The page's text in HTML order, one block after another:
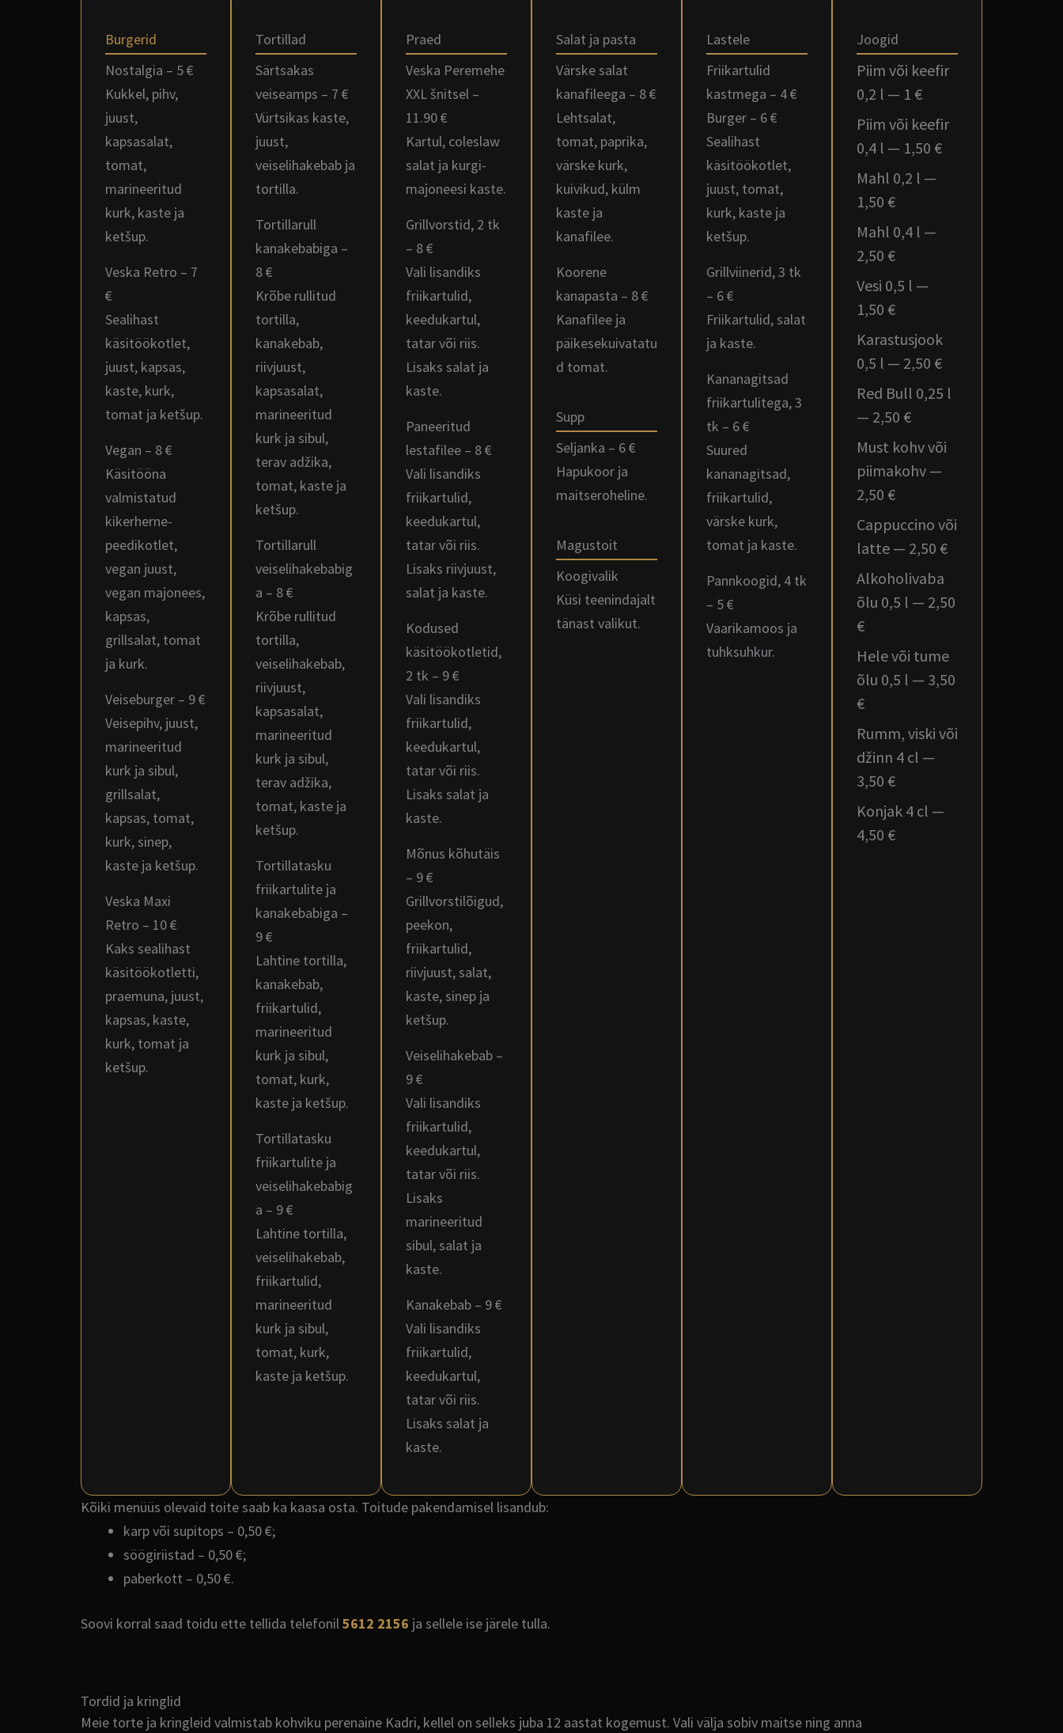
Burgerid
Nostalgia – 5 €
Kukkel, pihv,
juust,
kapsasalat,
tomat,
marineeritud
kurk, kaste ja
ketšup.
Veska Retro – 7
€
Sealihast
käsitöökotlet,
juust, kapsas,
kaste, kurk,
tomat ja ketšup.
Vegan – 8 €
Käsitööna
valmistatud
kikerherne-
peedikotlet,
vegan juust,
vegan majonees,
kapsas,
grillsalat, tomat
ja kurk.
Veiseburger – 9 €
Veisepihv, juust,
marineeritud
kurk ja sibul,
grillsalat,
kapsas, tomat,
kurk, sinep,
kaste ja ketšup.
Veska Maxi
Retro – 10 €
Kaks sealihast
käsitöökotletti,
praemuna, juust,
kapsas, kaste,
kurk, tomat ja
ketšup.
Tortillad
Särtsakas
veiseamps – 7 €
Vürtsikas kaste,
juust,
veiselihakebab ja
tortilla.
Tortillarull
kanakebabiga –
8 €
Krõbe rullitud
tortilla,
kanakebab,
riivjuust,
kapsasalat,
marineeritud
kurk ja sibul,
terav adžika,
tomat, kaste ja
ketšup.
Tortillarull
veiselihakebabig
a – 8 €
Krõbe rullitud
tortilla,
veiselihakebab,
riivjuust,
kapsasalat,
marineeritud
kurk ja sibul,
terav adžika,
tomat, kaste ja
ketšup.
Tortillatasku
friikartulite ja
kanakebabiga –
9 €
Lahtine tortilla,
kanakebab,
friikartulid,
marineeritud
kurk ja sibul,
tomat, kurk,
kaste ja ketšup.
Tortillatasku
friikartulite ja
veiselihakebabig
a – 9 €
Lahtine tortilla,
veiselihakebab,
friikartulid,
marineeritud
kurk ja sibul,
tomat, kurk,
kaste ja ketšup.
Praed
Veska Peremehe
XXL šnitsel –
11.90 €
Kartul, coleslaw
salat ja kurgi-
majoneesi kaste.
Grillvorstid, 2 tk
– 8 €
Vali lisandiks
friikartulid,
keedukartul,
tatar või riis.
Lisaks salat ja
kaste.
Paneeritud
lestafilee – 8 €
Vali lisandiks
friikartulid,
keedukartul,
tatar või riis.
Lisaks riivjuust,
salat ja kaste.
Kodused
käsitöökotletid,
2 tk – 9 €
Vali lisandiks
friikartulid,
keedukartul,
tatar või riis.
Lisaks salat ja
kaste.
Mõnus kõhutäis
– 9 €
Grillvorstilõigud,
peekon,
friikartulid,
riivjuust, salat,
kaste, sinep ja
ketšup.
Veiselihakebab –
9 €
Vali lisandiks
friikartulid,
keedukartul,
tatar või riis.
Lisaks
marineeritud
sibul, salat ja
kaste.
Kanakebab – 9 €
Vali lisandiks
friikartulid,
keedukartul,
tatar või riis.
Lisaks salat ja
kaste.
Salat ja pasta
Värske salat
kanafileega – 8 €
Lehtsalat,
tomat, paprika,
värske kurk,
kuivikud, külm
kaste ja
kanafilee.
Koorene
kanapasta – 8 €
Kanafilee ja
päikesekuivatatu
d tomat.
Supp
Seljanka – 6 €
Hapukoor ja
maitseroheline.
Magustoit
Koogivalik
Küsi teenindajalt
tänast valikut.
Lastele
Friikartulid
kastmega – 4 €
Burger – 6 €
Sealihast
käsitöökotlet,
juust, tomat,
kurk, kaste ja
ketšup.
Grillviinerid, 3 tk
– 6 €
Friikartulid, salat
ja kaste.
Kananagitsad
friikartulitega, 3
tk – 6 €
Suured
kananagitsad,
friikartulid,
värske kurk,
tomat ja kaste.
Pannkoogid, 4 tk
– 5 €
Vaarikamoos ja
tuhksuhkur.
Joogid
Piim või keefir
0,2 l — 1 €
Piim või keefir
0,4 l — 1,50 €
Mahl 0,2 l —
1,50 €
Mahl 0,4 l —
2,50 €
Vesi 0,5 l —
1,50 €
Karastusjook
0,5 l — 2,50 €
Red Bull 0,25 l
— 2,50 €
Must kohv või
piimakohv —
2,50 €
Cappuccino või
latte — 2,50 €
Alkoholivaba
õlu 0,5 l — 2,50
€
Hele või tume
õlu 0,5 l — 3,50
€
Rumm, viski või
džinn 4 cl —
3,50 €
Konjak 4 cl —
4,50 €
Kõiki menüüs olevaid toite saab ka kaasa osta. Toitude pakendamisel lisandub:
karp või supitops – 0,50 €;
söögiriistad – 0,50 €;
paberkott – 0,50 €.
Soovi korral saad toidu ette tellida telefonil5612 2156 ja sellele ise järele tulla.
Tordid ja kringlid
Meie torte ja kringleid valmistab kohviku perenaine Kadri, kellel on selleks juba 12 aastat kogemust. Vali välja sobiv maitse ning anna